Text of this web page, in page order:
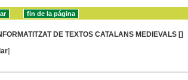
DE TEXTOS CATALANS MEDIEVALS []
]